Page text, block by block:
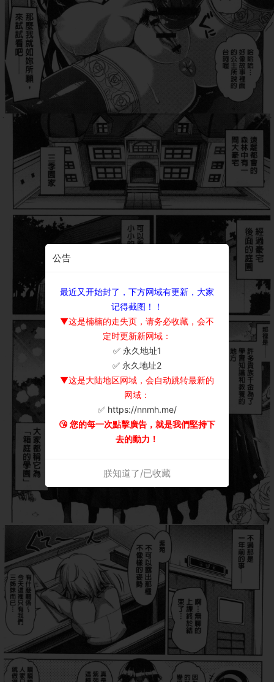
公告
最近又开始封了，下方网域有更新，大家
记得截图！！
▼这是楠楠的走失页，请务必收藏，会不
定时更新新网域：
✅ 永久地址1
✅ 永久地址2
▼这是大陆地区网域，会自动跳转最新的
网域：
✅ https://nnmh.me/
😘 您的每一次點擊廣告，就是我們堅持下
去的動力！
朕知道了/已收藏